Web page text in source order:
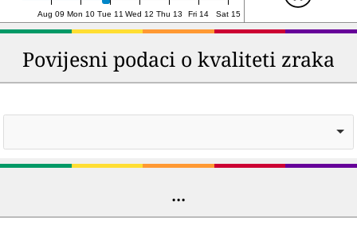
Aug 09 Mon 10 Tue 11 Wed 12 Thu 13 Fri 14 Sat 15
Povijesni podaci o kvaliteti zraka
...